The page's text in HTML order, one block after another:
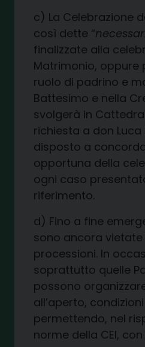
c) La Celebrazione
così dette “
finalizzate alla
Matrimonio, oppure
ruolo di padrino e
Battesimo e nella
svolgerà in
richiesta a don Luca
disposto a
opportuna della
ogni caso
riferimento.
d) Fino a fine
sono ancora
processioni. In
soprattutto quelle
possono
all’aperto,
permettendo, nel
norme della CEI,